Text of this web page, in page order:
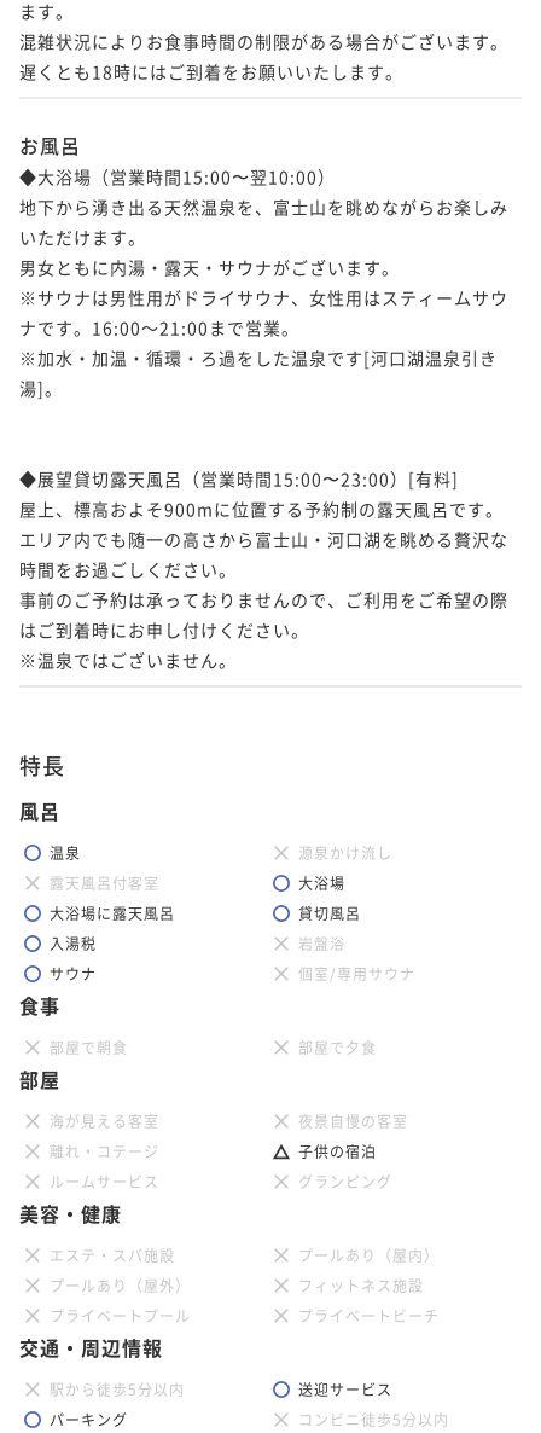
ます。
混雑状況によりお食事時間の制限がある場合がございます。
お風呂
◆大浴場（営業時間15:00〜翌10:00）
地下から湧き出る天然温泉を、富士山を眺めながらお楽しみ
いただけます。
男女ともに内湯・露天・サウナがございます。
※サウナは男性用がドライサウナ、女性用はスティームサウ
ナです。16:00～21:00まで営業。
※加水・加温・循環・ろ過をした温泉です[河口湖温泉引き
湯]。
◆展望貸切露天風呂（営業時間15:00〜23:00）[有料]
屋上、標高およそ900mに位置する予約制の露天風呂です。
エリア内でも随一の高さから富士山・河口湖を眺める贅沢な
時間をお過ごしください。
事前のご予約は承っておりませんので、ご利用をご希望の際
はご到着時にお申し付けください。
※温泉ではございません。
特長
風呂
温泉
源泉かけ流し
露天風呂付客室
大浴場
大浴場に露天風呂
貸切風呂
入湯税
岩盤浴
サウナ
個室/専用サウナ
食事
部屋で朝食 部屋で夕食
部屋
海が見える客室
夜景自慢の客室
離れ・コテージ
子供の宿泊
ルームサービス
グランピング
美容・健康
エステ・スパ施設
プールあり（屋内）
プールあり（屋外）
フィットネス施設
プライベートプール
プライベートビーチ
交通・周辺情報
駅から徒歩5分以内
送迎サービス
パーキング
コンビニ徒歩5分以内